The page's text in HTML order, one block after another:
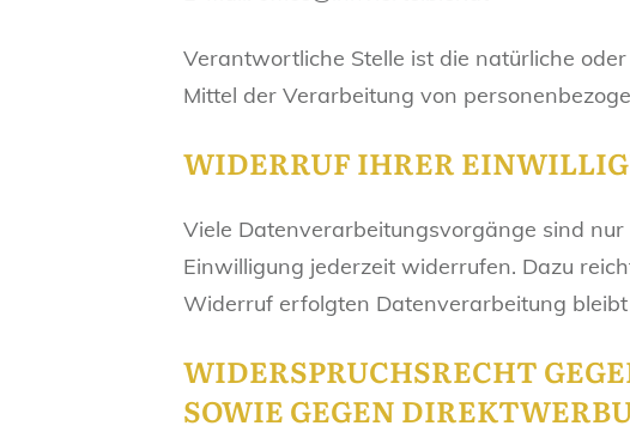
Verantwortliche Stelle ist die natürliche
Mittel der Verarbeitung von
WIDERRUF IHRER
Viele Datenverarbeitungsvorgänge sind
Einwilligung jederzeit widerrufen. Dazu
Widerruf erfolgten Datenverarbeitung
WIDERSPRUCHSRECHT
SOWIE GEGEN